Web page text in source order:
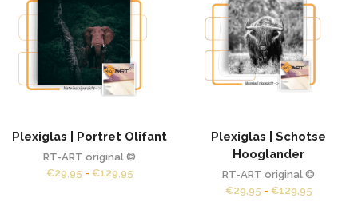
Plexiglas | Portret Olifant
RT-ART original ©
€29,95 - €129,95Prijsklasse:
Plexiglas | Schotse
Hooglander
RT-ART original ©
€29,95 - €129,95